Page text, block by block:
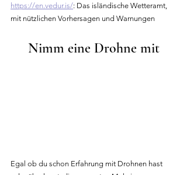
https://en.vedur.is/: Das isländische Wetteramt,
mit nützlichen Vorhersagen und Warnungen
Nimm eine Drohne mit
Egal ob du schon Erfahrung mit Drohnen hast